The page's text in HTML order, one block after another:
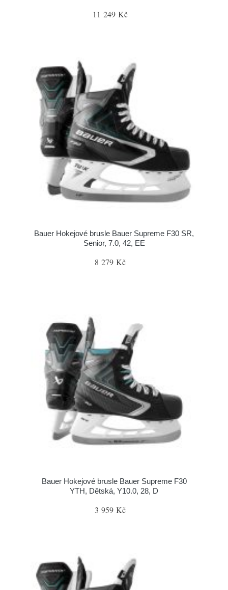
11 249 Kč
Bauer Hokejové brusle Bauer Supreme F30 SR,
Senior, 7.0, 42, EE
8 279 Kč
Bauer Hokejové brusle Bauer Supreme F30
YTH, Dětská, Y10.0, 28, D
3 959 Kč